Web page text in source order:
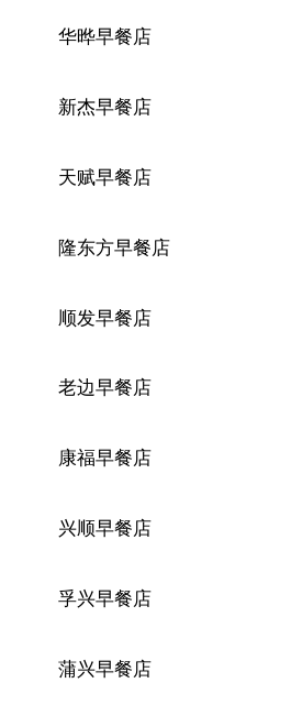
华晔早餐店
新杰早餐店
天赋早餐店
隆东方早餐店
顺发早餐店
老边早餐店
康福早餐店
兴顺早餐店
孚兴早餐店
蒲兴早餐店